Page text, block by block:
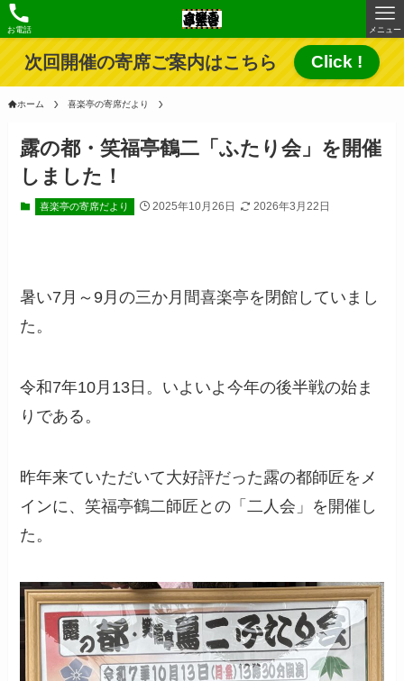
お電話 メニュー
次回開催の寄席ご案内はこちら Click !
ホーム 喜楽亭の寄席だより
露の都・笑福亭鶴二「ふたり会」を開催
しました！
喜楽亭の寄席だより 2025年10月26日 2026年3月22日
暑い7月～9月の三か月間喜楽亭を閉館していまし
た。
令和7年10月13日。いよいよ今年の後半戦の始ま
りである。
昨年来ていただいて大好評だった露の都師匠をメ
インに、笑福亭鶴二師匠との「二人会」を開催し
た。